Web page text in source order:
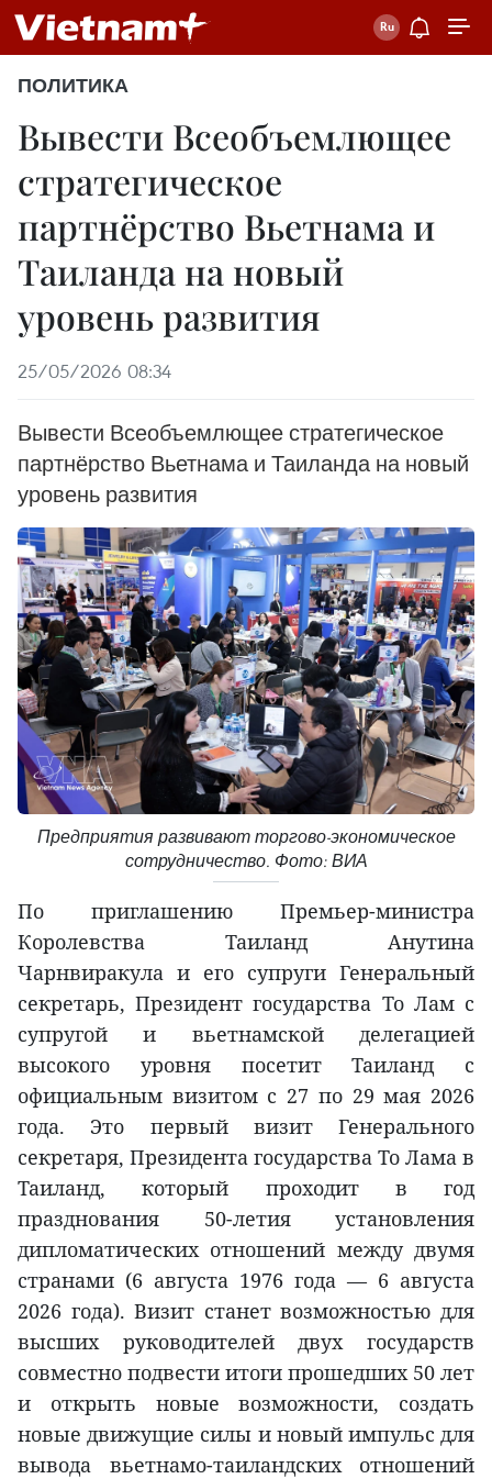
ПОЛИТИКА
Вывести Всеобъемлющее
стратегическое
партнёрство Вьетнама и
Таиланда на новый
уровень развития
25/05/2026 08:34
Вывести Всеобъемлющее стратегическое
партнёрство Вьетнама и Таиланда на новый
уровень развития
Предприятия развивают торгово-экономическое
сотрудничество. Фото: ВИА
По приглашению Премьер-министра
Королевства Таиланд Анутина
Чарнвиракула и его супруги Генеральный
секретарь, Президент государства То Лам с
супругой и вьетнамской делегацией
высокого уровня посетит Таиланд с
официальным визитом с 27 по 29 мая 2026
года. Это первый визит Генерального
секретаря, Президента государства То Лама в
Таиланд, который проходит в год
празднования 50-летия установления
дипломатических отношений между двумя
странами (6 августа 1976 года — 6 августа
2026 года). Визит станет возможностью для
высших руководителей двух государств
совместно подвести итоги прошедших 50 лет
и открыть новые возможности, создать
новые движущие силы и новый импульс для
вывода вьетнамо-таиландских отношений